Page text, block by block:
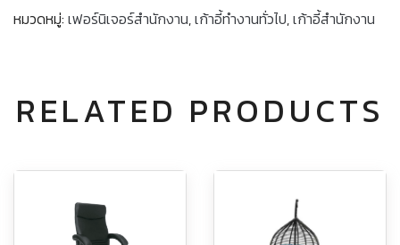
หมวดหมู่: เฟอร์นิเจอร์สำนักงาน,เก้าอี้ทำงานทั่วไป,เก้าอี้สำนักงาน
RELATED PRODUCTS